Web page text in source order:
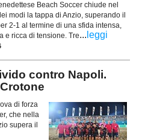
Beach Soccer chiude nel
modi la tappa di Anzio, superando il
2-1 al termine di una sfida intensa,
e ricca di tensione. Tre... leggi
contro Napoli.
di forza
che nella
supera il